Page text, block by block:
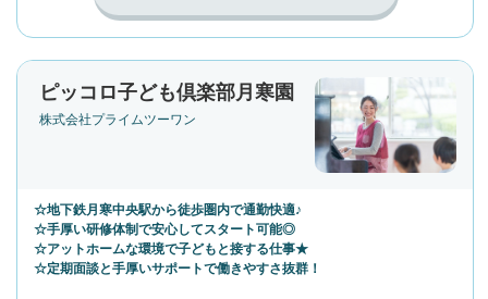
ピッコロ子ども倶楽部月寒園
株式会社プライムツーワン
☆地下鉄月寒中央駅から徒歩圏内で通勤快適♪
☆手厚い研修体制で安心してスタート可能◎
☆アットホームな環境で子どもと接する仕事★
☆定期面談と手厚いサポートで働きやすさ抜群！